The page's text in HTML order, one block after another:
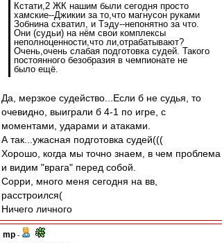
Кстати,2 ЖК нашим были сегодня просто
хамские--Джикии за то,что магнусон руками
Зобнина схватил, и Тэду--непонятно за что.
Они (судьи) на нём свои комплексы
неполноценности,что ли,отрабатывают?
Очень,очень слабая подготовка судей. Такого
постоянного безобразия в чемпионате не
было ещё.
Да, мерзкое судейство...Если б не судья, то
очевидно, выиграли б 4-1 по игре, с
моментами, ударами и атаками.
А так...ужасная подготовка судей(((
Хорошо, когда мы точно знаем, в чем проблема
и видим "врага" перед собой.
Сорри, много меня сегодня на вв,
расстроился(
Ничего личного
mp -